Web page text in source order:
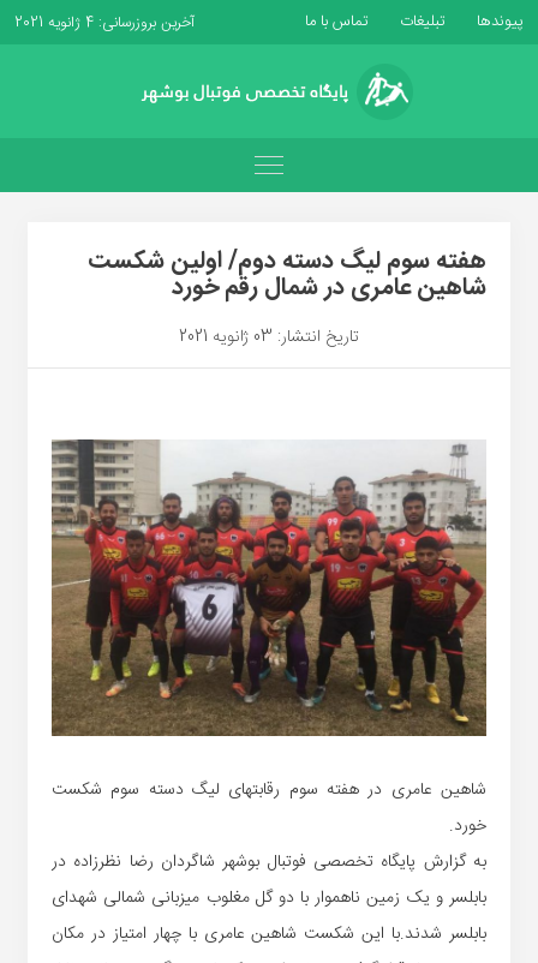
پیوندها تبلیغات تماس با ما آخرین بروزرسانی: 4 ژانویه 2021
هفته سوم لیگ دسته دوم/ اولین شکست
شاهین عامری در شمال رقم خورد
تاریخ انتشار: 03 ژانویه 2021
شاهین عامری در هفته سوم رقابتهای لیگ دسته سوم شکست
خورد.
به گزارش پایگاه تخصصی فوتبال بوشهر شاگردان رضا نظرزاده در
بابلسر و یک زمین ناهموار با دو گل مغلوب میزبانی شمالی شهدای
بابلسر شدند.با این شکست شاهین عامری با چهار امتیاز در مکان